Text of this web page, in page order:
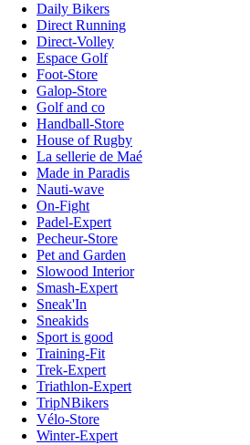
Daily Bikers
Direct Running
Direct-Volley
Espace Golf
Foot-Store
Galop-Store
Golf and co
Handball-Store
House of Rugby
La sellerie de Maé
Made in Paradis
Nauti-wave
On-Fight
Padel-Expert
Pecheur-Store
Pet and Garden
Slowood Interior
Smash-Expert
Sneak'In
Sneakids
Sport is good
Training-Fit
Trek-Expert
Triathlon-Expert
TripNBikers
Vélo-Store
Winter-Expert